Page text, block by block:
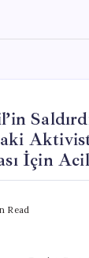
İçin
Read